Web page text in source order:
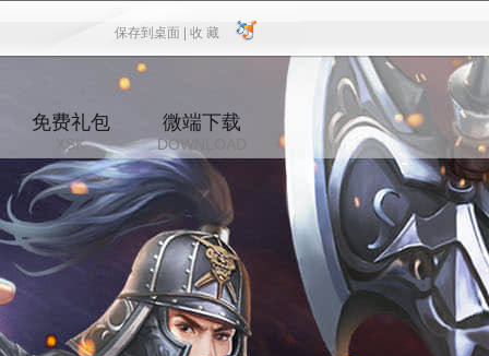
保存到桌面 |
保存到桌面 收 藏
收 藏
免费礼包
XSK
微端下载
DOWNLOAD